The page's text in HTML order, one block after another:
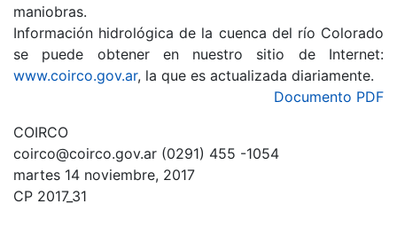
maniobras.
Información hidrológica de la cuenca del río Colorado
se puede obtener en nuestro sitio de Internet:
www.coirco.gov.ar, la que es actualizada diariamente.
Documento PDF
COIRCO
coirco@coirco.gov.ar (0291) 455 -1054
martes 14 noviembre, 2017
CP 2017_31